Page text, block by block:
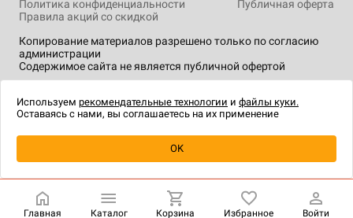
Уведомить о наличии
Копирование материалов разрешено только по согласию
администрации
Содержимое сайта не является публичной офертой
Политика конфиденциальности
Публичная оферта
Правила акций со скидкой
технологии.
Главная Каталог Корзина Избранное Войти
Используем рекомендательные технологии и файлы куки.
Оставаясь с нами, вы соглашаетесь на их применение
OK